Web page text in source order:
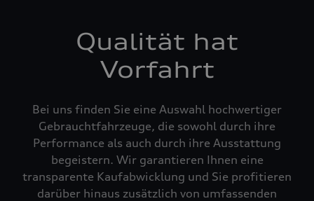
Qualität hat
Vorfahrt
Bei uns finden Sie eine Auswahl hochwertiger
Gebrauchtfahrzeuge, die sowohl durch ihre
Performance als auch durch ihre Ausstattung
begeistern. Wir garantieren Ihnen eine
transparente Kaufabwicklung und Sie profitieren
darüber hinaus zusätzlich von umfassenden